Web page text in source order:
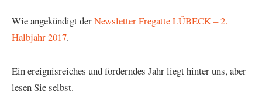
Wie angekündigt derNewsletter Fregatte LÜBECK – 2.
Halbjahr 2017.
Ein ereignisreiches und forderndes Jahr liegt hinter uns, aber
lesen Sie selbst.